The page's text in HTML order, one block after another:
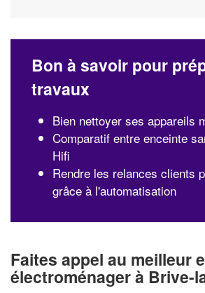
Bon à savoir pour
travaux
Bien nettoyer ses appareils
Comparatif entre enceinte
Hifi
Rendre les relances clients
grâce à l'automatisation
Faites appel au meilleur
électroménager à Brive-